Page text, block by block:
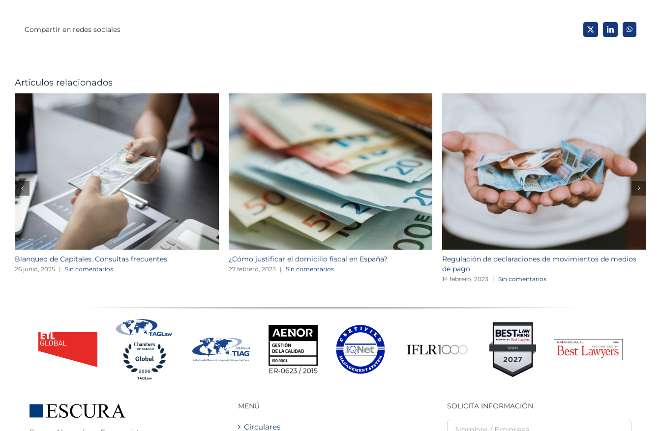
Compartir en redes sociales X LinkedInWhatsApp
Artículos relacionados
Blanqueo de Capitales. Consultas frecuentes.
26 junio, 2025 | Sin comentarios
¿Cómo justificar el domicilio fiscal en España?
27 febrero, 2023 | Sin comentarios
Regulación de declaraciones de movimientos de medios
de pago
14 febrero, 2023 | Sin comentarios
MENÚ
Circulares
SOLICITA INFORMACIÓN